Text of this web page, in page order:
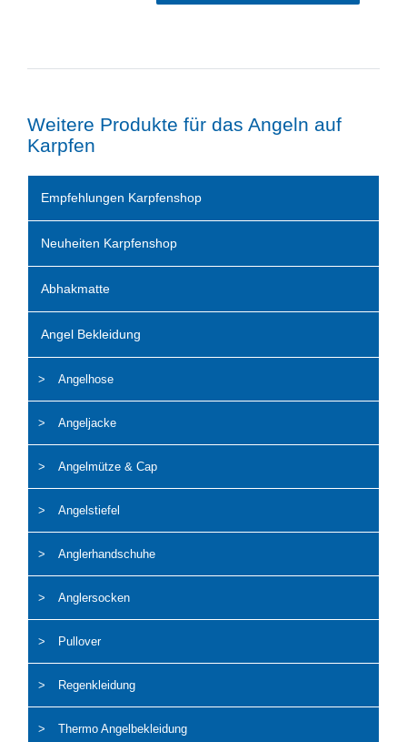
Weitere Produkte für das Angeln auf
Karpfen
Empfehlungen Karpfenshop
Neuheiten Karpfenshop
Abhakmatte
Angel Bekleidung
Angelhose
Angeljacke
Angelmütze & Cap
Angelstiefel
Anglerhandschuhe
Anglersocken
Pullover
Regenkleidung
Thermo Angelbekleidung